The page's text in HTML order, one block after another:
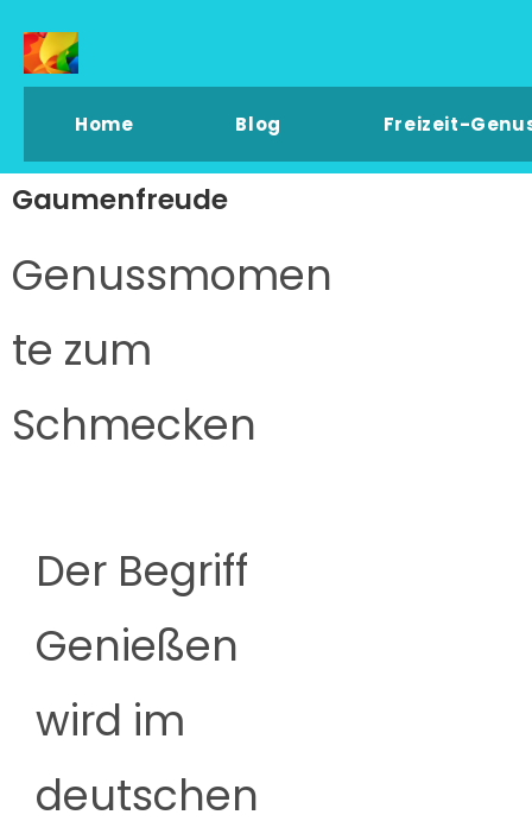
Home Blog Freizeit-
Gaumenfreude
Genussmomen
te zum
Schmecken
Der Begriff
Genießen
wird im
deutschen